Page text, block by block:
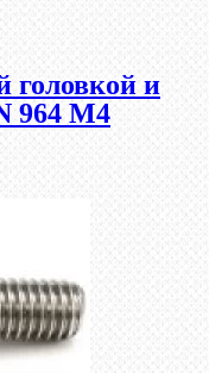
головкой и
964 М4